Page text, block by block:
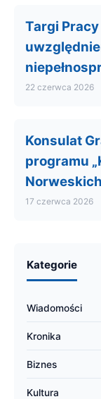
Targi
22 czerwca 2026
Konsulat
programu
17 czerwca 2026
Kategorie
Wiadomości
Kronika
Biznes
Kultura